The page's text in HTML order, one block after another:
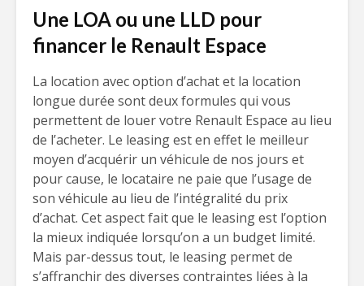
Une LOA ou une LLD pour
financer le Renault Espace
La location avec option d’achat et la location
longue durée sont deux formules qui vous
permettent de louer votre Renault Espace au lieu
de l’acheter. Le leasing est en effet le meilleur
moyen d’acquérir un véhicule de nos jours et
pour cause, le locataire ne paie que l’usage de
son véhicule au lieu de l’intégralité du prix
d’achat. Cet aspect fait que le leasing est l’option
la mieux indiquée lorsqu’on a un budget limité.
Mais par-dessus tout, le leasing permet de
s’affranchir des diverses contraintes liées à la